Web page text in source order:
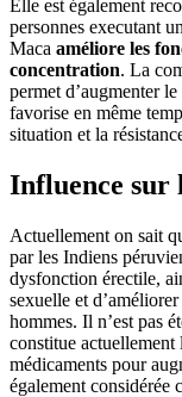
Elle est également
personnes executant
Maca améliore les
concentration. La
permet d’augmenter
favorise en même
situation et la
Influence
Actuellement on sait
par les Indiens
dysfonction érectile,
sexuelle et
hommes. Il n’est pas
constitue actuellement
médicaments pour
également considérée